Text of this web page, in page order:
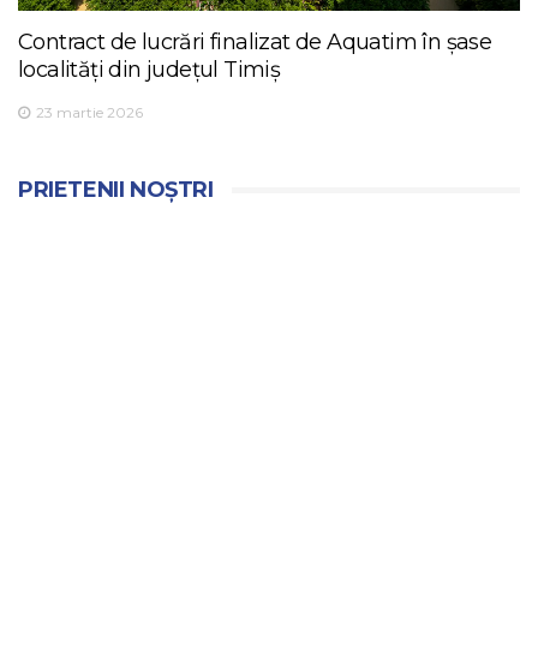
Contract de lucrări finalizat de Aquatim în șase
localități din județul Timiș
23 martie 2026
PRIETENII NOȘTRI